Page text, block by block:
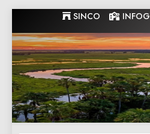
to
content
SINCO